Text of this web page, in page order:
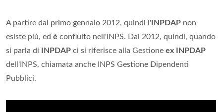
A partire dal primo gennaio 2012, quindi l' INPDAP non
esiste più, ed è confluito nell'INPS. Dal 2012, quindi, quando
si parla di
INPDAP ci si riferisce alla Gestione ex INPDAP
dell'INPS, chiamata anche INPS Gestione Dipendenti
Pubblici.